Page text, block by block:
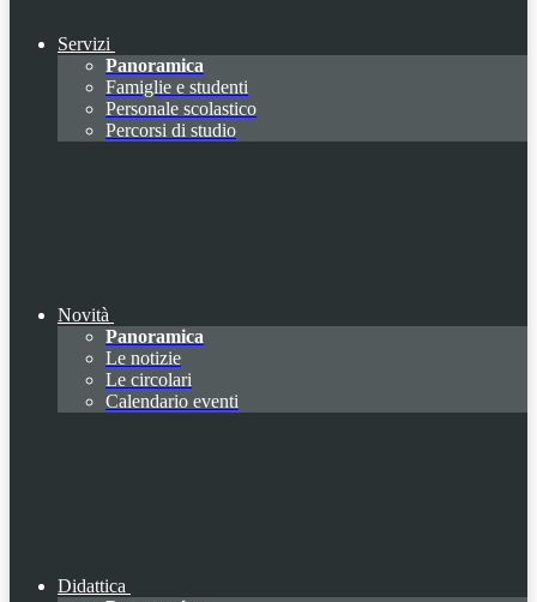
Servizi
Panoramica
Famiglie e studenti
Personale scolastico
Percorsi di studio
Novità
Panoramica
Le notizie
Le circolari
Calendario eventi
Didattica